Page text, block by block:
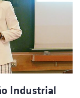
Industrial